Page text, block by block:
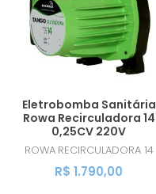
Eletrobomba Sanitária
Rowa Recirculadora 14
0,25CV 220V
ROWA RECIRCULADORA 14
R$ 1.790,00